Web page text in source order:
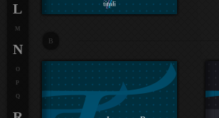
B
L
M
N
O
P
Q